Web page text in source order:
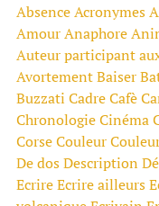
AbsenceAcronymes
AmourAnaphore
Auteur participant
AvortementBaiser
Buzzati CadreCafè
ChronologieCinéma
CorseCouleur
De dosDescription
EcrireEcrire ailleurs